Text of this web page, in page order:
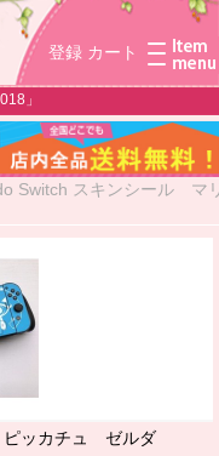
登録 カート
」
Switch スキンシール マ
ッカチュ ゼルダ